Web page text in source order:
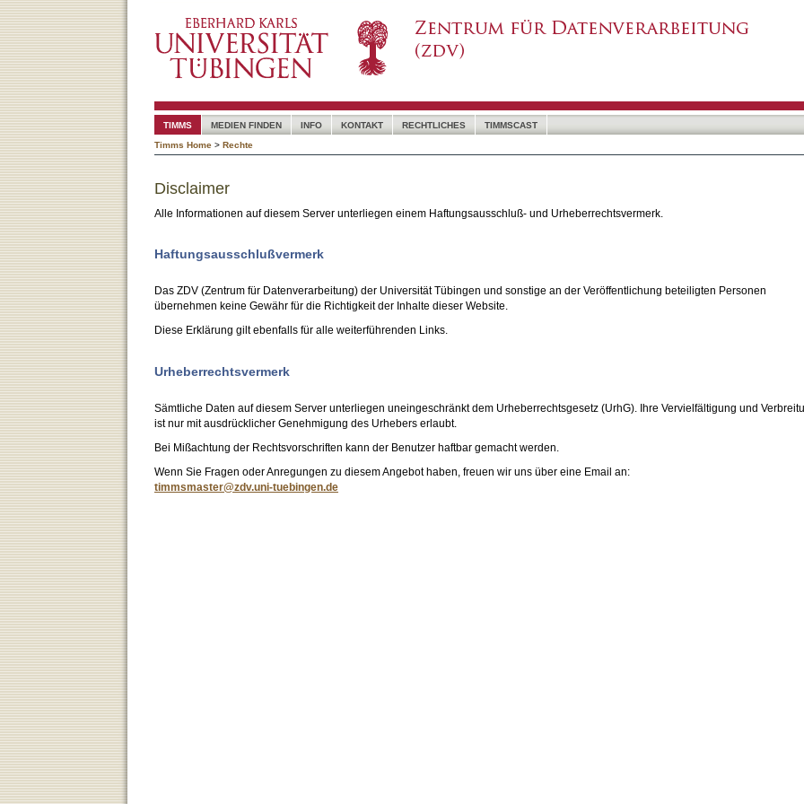
TIMMS MEDIEN FINDEN INFO KONTAKT RECHTLICHES
TIMMSCAST
Timms Home > Rechte
Disclaimer
Alle Informationen auf diesem Server unterliegen einem Haftungsausschluß- und Urheberrechtsvermerk.
Haftungsausschlußvermerk
Das ZDV (Zentrum für Datenverarbeitung) der Universität Tübingen und sonstige an der Veröffentlichung beteiligten Personen
übernehmen keine Gewähr für die Richtigkeit der Inhalte dieser Website.
Diese Erklärung gilt ebenfalls für alle weiterführenden Links.
Urheberrechtsvermerk
Sämtliche Daten auf diesem Server unterliegen uneingeschränkt dem Urheberrechtsgesetz (UrhG). Ihre Vervielfältigung und
ist nur mit ausdrücklicher Genehmigung des Urhebers erlaubt.
Bei Mißachtung der Rechtsvorschriften kann der Benutzer haftbar gemacht werden.
Wenn Sie Fragen oder Anregungen zu diesem Angebot haben, freuen wir uns über eine Email an:
timmsmaster@zdv.uni-tuebingen.de